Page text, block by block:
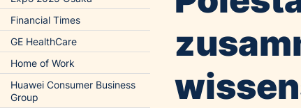
Financial Times
GE HealthCare
Home of Work
Huawei Consumer Business
Group